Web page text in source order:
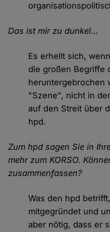
Das ist mir zu dunkel…
Es erhellt sich,
die großen Begriffe
heruntergebrochen
"Szene", nicht in
auf den Streit über
hpd.
Zum hpd sagen Sie in
mehr zum KORSO.
zusammenfassen?
Was den hpd
mitgegründet und
aber nötig, dass er